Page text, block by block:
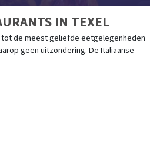
IN TEXEL
de meest geliefde eetgelegenheden
geen uitzondering. De Italiaanse